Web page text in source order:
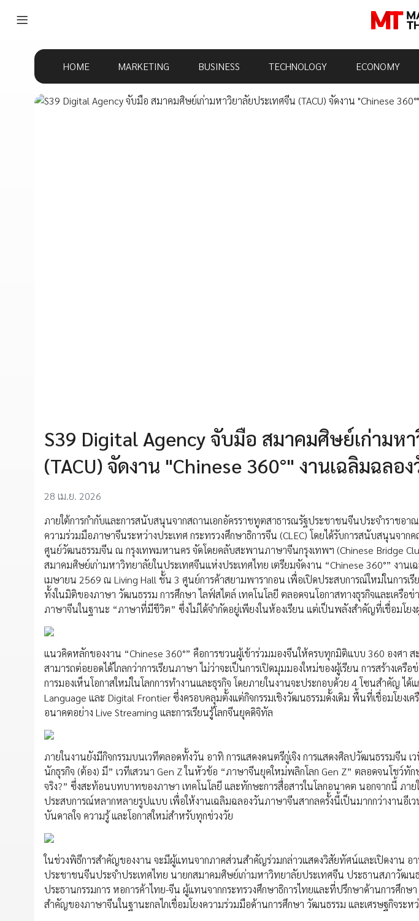
HOME MARKETING BUSINESS TECHNOLOGY ECONOMY
S39 Digital Agency จับมือ สมาคมศิษย์เก่ามห
(TACU) จัดงาน "Chinese 360°" งานเฉลิมฉลอ
28 เม.ย. 2026
ภายใต้การกำกับและการสนับสนุนจากสถานเอกอัครราชทูตสาธารณรัฐประชาชนจีนประจำราชอา
ความร่วมมือภาษาจีนระหว่างประเทศ กระทรวงศึกษาธิการจีน (CLEC) โดยได้รับการสนับสนุนจาก
ศูนย์วัฒนธรรมจีน ณ กรุงเทพมหานคร จัดโดยคลับสะพานภาษาจีนกรุงเทพฯ (Chinese Bridge
สมาคมศิษย์เก่ามหาวิทยาลัยในประเทศจีนแห่งประเทศไทย เตรียมจัดงาน “Chinese 360°” งา
เมษายน 2569 ณ Living Hall ชั้น 3 ศูนย์การค้าสยามพารากอน เพื่อเปิดประสบการณ์ใหม่ในการเรี
ทั้งในมิติของภาษา วัฒนธรรม การศึกษา ไลฟ์สไตล์ เทคโนโลยี ตลอดจนโอกาสทางธุรกิจและเครือ
ภาษาจีนในฐานะ “ภาษาที่มีชีวิต” ซึ่งไม่ได้จำกัดอยู่เพียงในห้องเรียน แต่เป็นพลังสำคัญที่เชื่อมโย
แนวคิดหลักของงาน “Chinese 360°” คือการชวนผู้เข้าร่วมมองจีนให้ครบทุกมิติแบบ 360 องศา
สามารถต่อยอดได้ไกลกว่าการเรียนภาษา ไม่ว่าจะเป็นการเปิดมุมมองใหม่ของผู้เรียน การสร้างเค
การมองเห็นโอกาสใหม่ในโลกการทำงานและธุรกิจ โดยภายในงานจะประกอบด้วย 4 โซนสำคัญ ได้
Language และ Digital Frontier ซึ่งครอบคลุมตั้งแต่กิจกรรมเชิงวัฒนธรรมดั้งเดิม พื้นที่เชื่อมโยง
อนาคตอย่าง Live Streaming และการเรียนรู้โลกจีนยุคดิจิทัล
ภายในงานยังมีกิจกรรมบนเวทีตลอดทั้งวัน อาทิ การแสดงดนตรีกู่เจิง การแสดงศิลปวัฒนธรรมจีน
นักธุรกิจ (ต้อง) มี” เวทีเสวนา Gen Z ในหัวข้อ “ภาษาจีนยุคใหม่พลิกโลก Gen Z” ตลอดจนโชว์ทั
จริง?” ซึ่งสะท้อนบทบาทของภาษา เทคโนโลยี และทักษะการสื่อสารในโลกอนาคต นอกจากนี้ ภาย
ประสบการณ์หลากหลายรูปแบบ เพื่อให้งานเฉลิมฉลองวันภาษาจีนสากลครั้งนี้เป็นมากกว่างานอี
บันดาลใจ ความรู้ และโอกาสใหม่สำหรับทุกช่วงวัย
ในช่วงพิธีการสำคัญของงาน จะมีผู้แทนจากภาคส่วนสำคัญร่วมกล่าวแสดงวิสัยทัศน์และเปิดงาน อ
ประชาชนจีนประจำประเทศไทย นายกสมาคมศิษย์เก่ามหาวิทยาลัยประเทศจีน ประธานสภาวัฒน
ประธานกรรมการ หอการค้าไทย-จีน ผู้แทนจากกระทรวงศึกษาธิการไทยและที่ปรึกษาด้านการศึกษ
สำคัญของภาษาจีนในฐานะกลไกเชื่อมโยงความร่วมมือด้านการศึกษา วัฒนธรรม และเศรษฐกิจระห